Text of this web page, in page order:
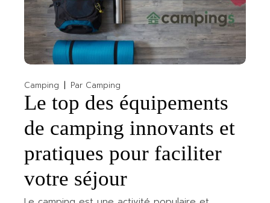
Camping Par Camping
Le top des équipements
de camping innovants et
pratiques pour faciliter
votre séjour